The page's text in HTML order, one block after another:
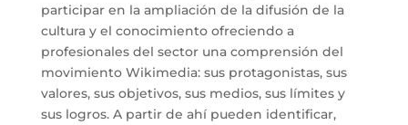
participar en la ampliación de la difusión de la
cultura y el conocimiento ofreciendo a
profesionales del sector una comprensión del
movimiento Wikimedia: sus protagonistas, sus
valores, sus objetivos, sus medios, sus límites y
sus logros. A partir de ahí pueden identificar,